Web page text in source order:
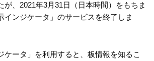
が、2021年3月31日（日本時間）をもちま
インジケータ」のサービスを終了しま
ケータ」を利用すると、板情報を知るこ